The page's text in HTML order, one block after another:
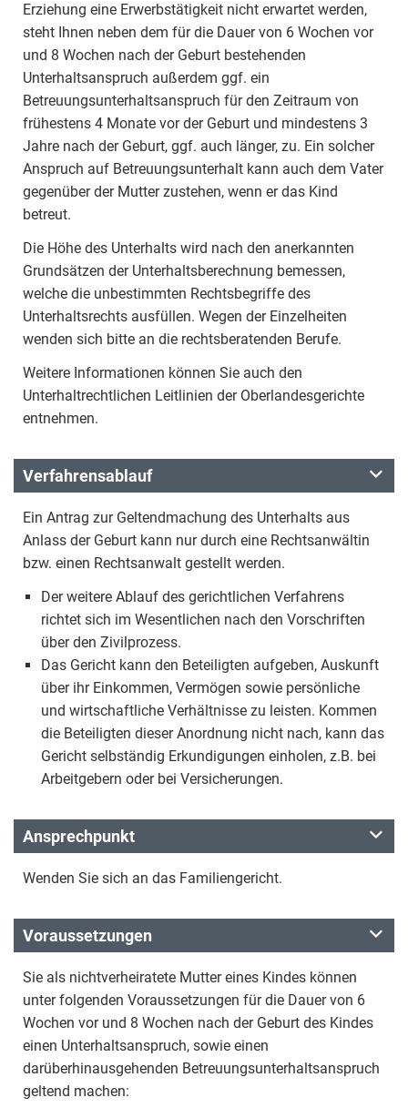
Erziehung eine Erwerbstätigkeit nicht erwartet werden,
steht Ihnen neben dem für die Dauer von 6 Wochen vor
und 8 Wochen nach der Geburt bestehenden
Unterhaltsanspruch außerdem ggf. ein
Betreuungsunterhaltsanspruch für den Zeitraum von
frühestens 4 Monate vor der Geburt und mindestens 3
Jahre nach der Geburt, ggf. auch länger, zu. Ein solcher
Anspruch auf Betreuungsunterhalt kann auch dem Vater
gegenüber der Mutter zustehen, wenn er das Kind
betreut.
Die Höhe des Unterhalts wird nach den anerkannten
Grundsätzen der Unterhaltsberechnung bemessen,
welche die unbestimmten Rechtsbegriffe des
Unterhaltsrechts ausfüllen. Wegen der Einzelheiten
wenden sich bitte an die rechtsberatenden Berufe.
Weitere Informationen können Sie auch den
Unterhaltrechtlichen Leitlinien der Oberlandesgerichte
entnehmen.
Verfahrensablauf
Ein Antrag zur Geltendmachung des Unterhalts aus
Anlass der Geburt kann nur durch eine Rechtsanwältin
bzw. einen Rechtsanwalt gestellt werden.
Der weitere Ablauf des gerichtlichen Verfahrens
richtet sich im Wesentlichen nach den Vorschriften
über den Zivilprozess.
Das Gericht kann den Beteiligten aufgeben, Auskunft
über ihr Einkommen, Vermögen sowie persönliche
und wirtschaftliche Verhältnisse zu leisten. Kommen
die Beteiligten dieser Anordnung nicht nach, kann das
Gericht selbständig Erkundigungen einholen, z.B. bei
Arbeitgebern oder bei Versicherungen.
Ansprechpunkt
Wenden Sie sich an das Familiengericht.
Voraussetzungen
Sie als nichtverheiratete Mutter eines Kindes können
unter folgenden Voraussetzungen für die Dauer von 6
Wochen vor und 8 Wochen nach der Geburt des Kindes
einen Unterhaltsanspruch, sowie einen
darüberhinausgehenden Betreuungsunterhaltsanspruch
geltend machen: